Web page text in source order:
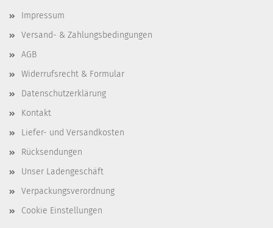
Impressum
Versand- & Zahlungsbedingungen
AGB
Widerrufsrecht & Formular
Datenschutzerklärung
Kontakt
Liefer- und Versandkosten
Rücksendungen
Unser Ladengeschäft
Verpackungsverordnung
Cookie Einstellungen